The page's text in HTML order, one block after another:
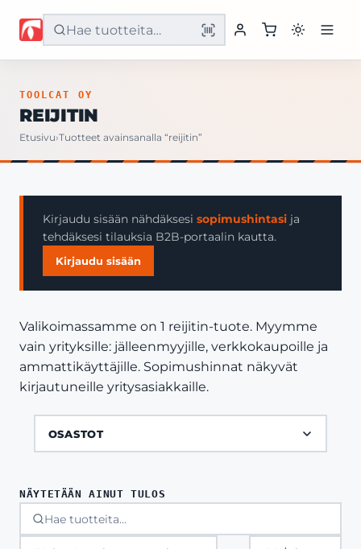
Etusivu
Yritys
Yhteystiedot
TOOLCAT OY
REIJITIN
Etusivu›Tuotteet avainsanalla “reijitin”
Kirjaudu sisään nähdäksesi sopimushintasi ja
tehdäksesi tilauksia B2B-portaalin kautta.
Kirjaudu sisään
Valikoimassamme on 1 reijitin-tuote. Myymme
vain yrityksille: jälleenmyyjille, verkkokaupoille ja
ammattikäyttäjille. Sopimushinnat näkyvät
kirjautuneille yritysasiakkaille.
OSASTOT
NÄYTETÄÄN AINUT TULOS
Tuotteita